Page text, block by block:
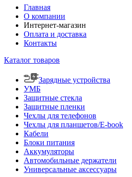
Главная
О компании
Интернет-магазин
Оплата и доставка
Контакты
Каталог товаров
Зарядные устройства
УМБ
Защитные стекла
Защитные пленки
Чехлы для телефонов
Чехлы для планшетов/E-book
Кабели
Блоки питания
Аккумуляторы
Автомобильные держатели
Универсальные аксессуары